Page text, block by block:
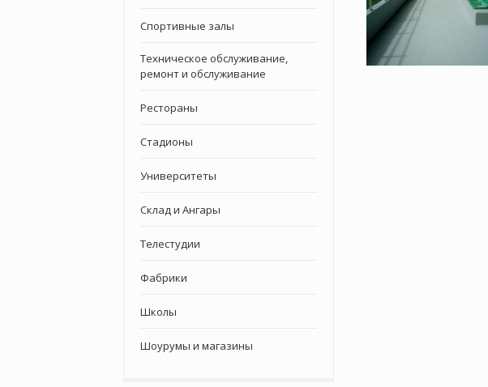
Спортивные залы
Техническое обслуживание,
ремонт и обслуживание
Рестораны
Стадионы
Университеты
Склад и Ангары
Телестудии
Фабрики
Школы
Шоурумы и магазины